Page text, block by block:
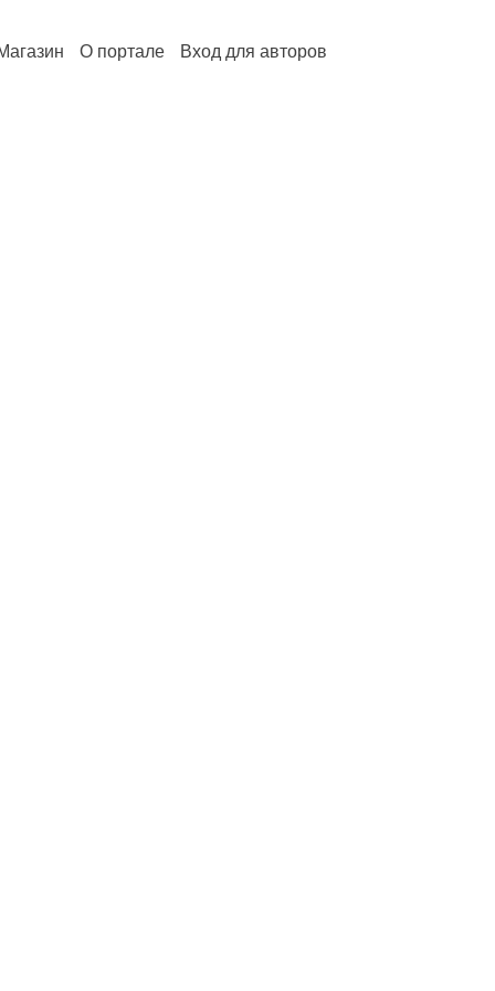
О портале Вход для авторов